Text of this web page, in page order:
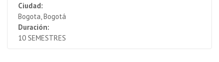
Ciudad:
Bogota, Bogotá
Duración:
10 SEMESTRES